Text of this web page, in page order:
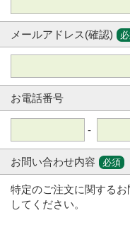
メールアドレス(確認)
お電話番号
-
お問い合わせ内容 必須
特定のご注文に関する
してください。